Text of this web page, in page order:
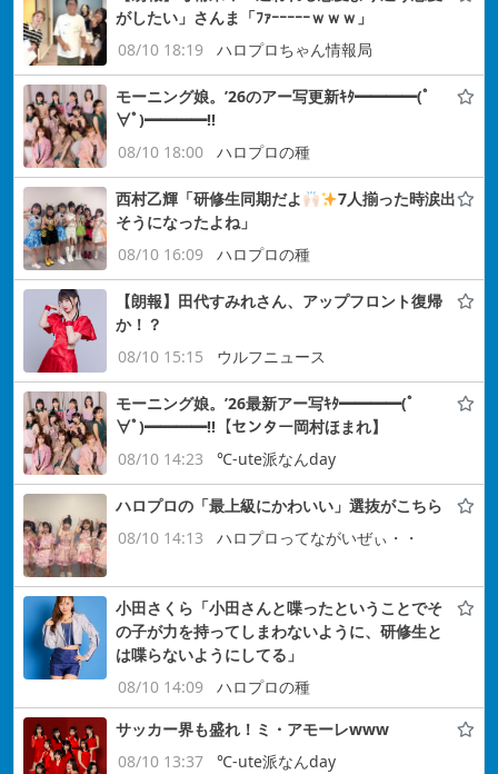
がしたい」さんま「ﾌｧｰｰｰｰｰｗｗｗ」
08/10 18:19
ハロプロちゃん情報局
モーニング娘。’26のアー写更新ｷﾀ━━━━(ﾟ
∀ﾟ)━━━━!!
08/10 18:00
ハロプロの種
西村乙輝「研修生同期だよ
7人揃った時涙出
そうになったよね」
08/10 16:09
ハロプロの種
【朗報】田代すみれさん、アップフロント復帰
か！？
08/10 15:15
ウルフニュース
モーニング娘。’26最新アー写ｷﾀ━━━━(ﾟ
∀ﾟ)━━━━!!【センター岡村ほまれ】
08/10 14:23
℃-ute派なんday
ハロプロの「最上級にかわいい」選抜がこちら
08/10 14:13
ハロプロってながいぜぃ・・
小田さくら「小田さんと喋ったということでそ
の子が力を持ってしまわないように、研修生と
は喋らないようにしてる」
08/10 14:09
ハロプロの種
サッカー界も盛れ！ミ・アモーレwww
08/10 13:37
℃-ute派なんday